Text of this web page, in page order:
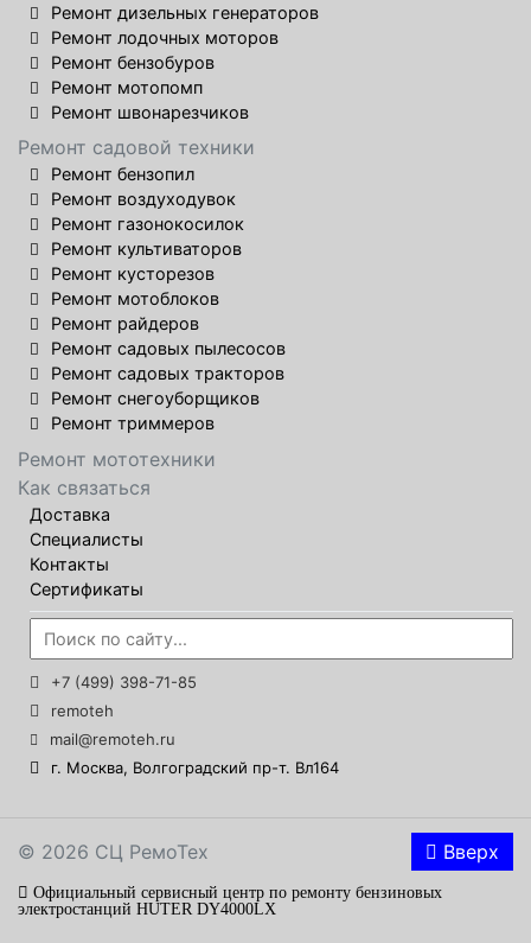
Ремонт дизельных генераторов
Ремонт лодочных моторов
Ремонт бензобуров
Ремонт мотопомп
Ремонт швонарезчиков
Ремонт садовой техники
Ремонт бензопил
Ремонт воздуходувок
Ремонт газонокосилок
Ремонт культиваторов
Ремонт кусторезов
Ремонт мотоблоков
Ремонт райдеров
Ремонт садовых пылесосов
Ремонт садовых тракторов
Ремонт снегоуборщиков
Ремонт триммеров
Ремонт мототехники
Как связаться
Доставка
Специалисты
Контакты
Сертификаты
+7 (499) 398-71-85
remoteh
mail@remoteh.ru
г. Москва, Волгоградский пр-т. Вл164
© 2026 СЦ РемоТех Вверх
Официальный сервисный центр по ремонту бензиновых
электростанций HUTER DY4000LX